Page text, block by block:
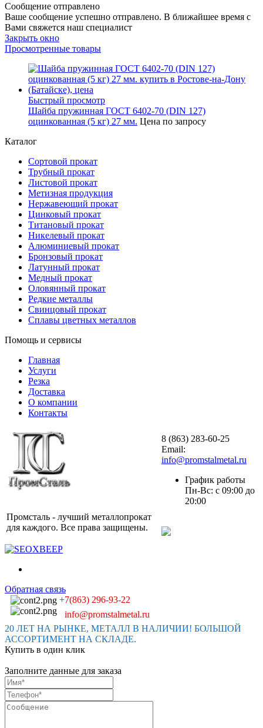
Сообщение отправлено
Ваше сообщение успешно отправлено. В ближайшее время с
Вами свяжется наш специалист
Закрыть окно
Просмотренные товары
Быстрый просмотр
Шайба пружинная ГОСТ 6402-70 (DIN 127)
оцинкованная (5 кг) 27 мм. Цена по запросу
Каталог
Сортовой прокат
Трубный прокат
Листовой прокат
Метизная продукция
Нержавеющий прокат
Цинковый прокат
Титановый прокат
Никелевый прокат
Алюминиевый прокат
Бронзовый прокат
Латунный прокат
Медный прокат
Оловянный прокат
Редкие металлы
Свинцовый прокат
Сплавы цветных металлов
Помощь и сервисы
Главная
Услуги
Резка
Доставка
О компании
Контакты
Промсталь - лучший металлопрокат
для каждого. Все права защищены.
8 (863) 283-60-25
Email:
info@promstalmetal.ru
График работы
Пн-Вс: с 09:00 до
20:00
Обратная связь
+7(863) 296-93-22
info@promstalmetal.ru
20 ЛЕТ НА РЫНКЕ, МЕТАЛЛ В НАЛИЧИИ! БОЛЬШОЙ
АССОРТИМЕНТ НА СКЛАДЕ.
Купить в один клик
Заполните данные для заказа